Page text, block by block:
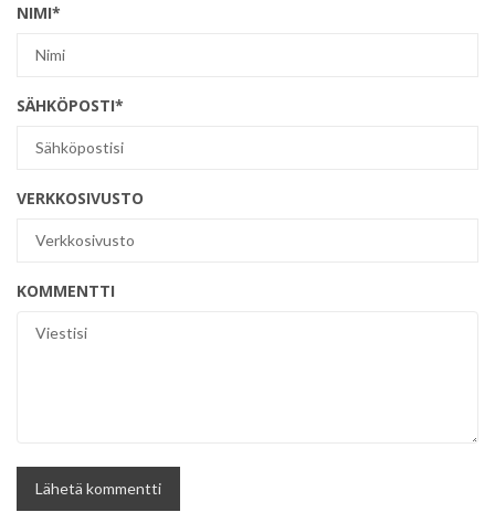
NIMI*
SÄHKÖPOSTI*
VERKKOSIVUSTO
KOMMENTTI